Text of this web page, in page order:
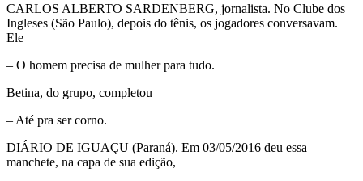
CARLOS ALBERTO SARDENBERG, jornalista. No Clube dos
Ingleses (São Paulo), depois do tênis, os jogadores conversavam.
Ele
– O homem precisa de mulher para tudo.
Betina, do grupo, completou
– Até pra ser corno.
DIÁRIO DE IGUAÇU (Paraná). Em 03/05/2016 deu essa
manchete, na capa de sua edição,